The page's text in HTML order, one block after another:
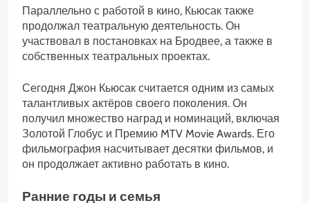
Параллельно с работой в кино, Кьюсак также
продолжал театральную деятельность. Он
участвовал в постановках на Бродвее, а также в
собственных театральных проектах.
Сегодня Джон Кьюсак считается одним из самых
талантливых актёров своего поколения. Он
получил множество наград и номинаций, включая
Золотой Глобус и Премию MTV Movie Awards. Его
фильмография насчитывает десятки фильмов, и
он продолжает активно работать в кино.
Ранние годы и семья